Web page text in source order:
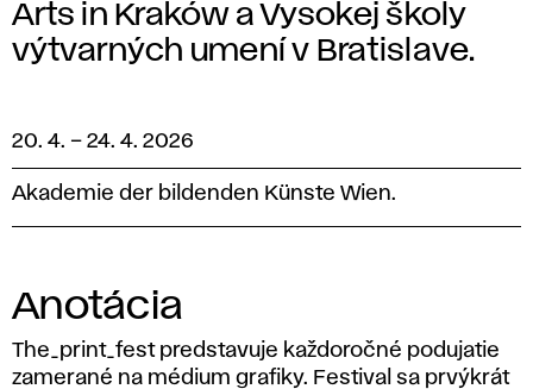
Arts in Kraków a Vysokej školy
výtvarných umení v Bratislave.
20. 4. – 24. 4. 2026
Akademie der bildenden Künste Wien.
Anotácia
The_print_fest predstavuje každoročné podujatie
zamerané na médium grafiky. Festival sa prvýkrát